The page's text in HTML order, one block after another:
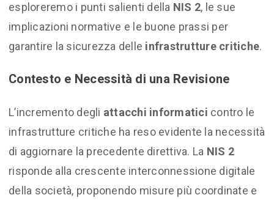
esploreremo i punti salienti della NIS 2, le sue
implicazioni normative e le buone prassi per
garantire la sicurezza delle infrastrutture critiche.
Contesto e Necessità di una Revisione
L’incremento degli attacchi informatici contro le
infrastrutture critiche ha reso evidente la necessità
di aggiornare la precedente direttiva. La NIS 2
risponde alla crescente interconnessione digitale
della società, proponendo misure più coordinate e